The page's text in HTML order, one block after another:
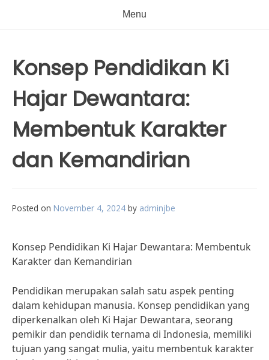
Menu
Konsep Pendidikan Ki
Hajar Dewantara:
Membentuk Karakter
dan Kemandirian
Posted on November 4, 2024 by adminjbe
Konsep Pendidikan Ki Hajar Dewantara: Membentuk
Karakter dan Kemandirian
Pendidikan merupakan salah satu aspek penting
dalam kehidupan manusia. Konsep pendidikan yang
diperkenalkan oleh Ki Hajar Dewantara, seorang
pemikir dan pendidik ternama di Indonesia, memiliki
tujuan yang sangat mulia, yaitu membentuk karakter